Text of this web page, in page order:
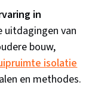
in
uitdagingen van
bouw,
isolatie
en methodes.